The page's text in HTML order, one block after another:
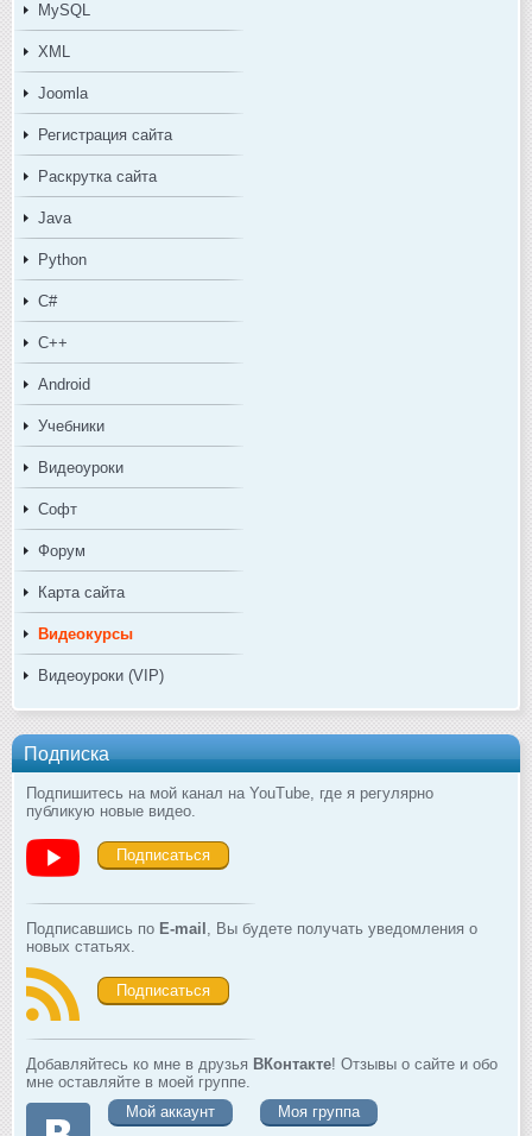
MySQL
XML
Joomla
Регистрация сайта
Раскрутка сайта
Java
Python
C#
C++
Android
Учебники
Видеоуроки
Софт
Форум
Карта сайта
Видеокурсы
Видеоуроки (VIP)
Подписка
Подпишитесь на мой канал на YouTube, где я регулярно
публикую новые видео.
Подписаться
Подписавшись по E-mail , Вы будете получать уведомления о
новых статьях.
Подписаться
Добавляйтесь ко мне в друзья ВКонтакте! Отзывы о сайте и обо
мне оставляйте в моей группе.
Мой аккаунт
Моя группа